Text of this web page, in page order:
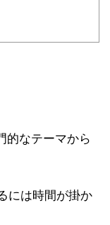
的なテーマから
には時間が掛か